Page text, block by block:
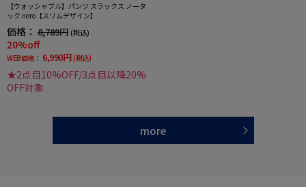
【ウォッシャブル】パンツ スラックス ノータ
ック nero【スリムデザイン】
価格： 8,789円 (税込)
20%off
WEB価格： 6,990円 (税込)
★2点目10%OFF/3点目以降20%
OFF対象
more